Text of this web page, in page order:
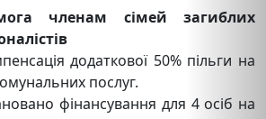
членам сімей загиблих
додаткової 50% пільги на
послуг.
фінансування для 4 осіб на